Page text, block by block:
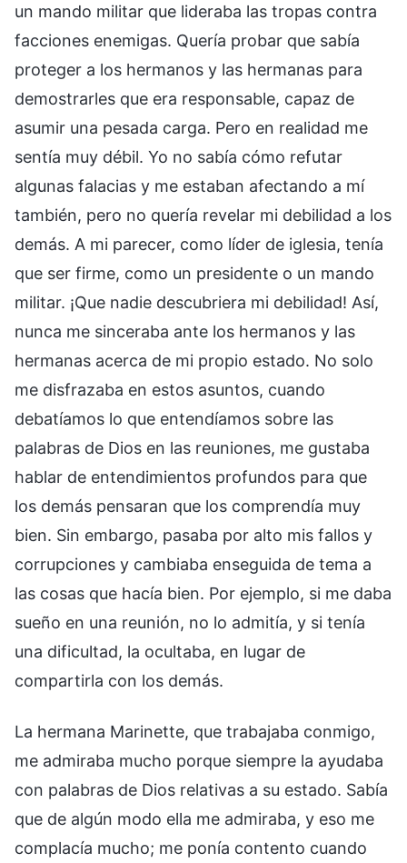
un mando militar que lideraba las tropas contra
facciones enemigas. Quería probar que sabía
proteger a los hermanos y las hermanas para
demostrarles que era responsable, capaz de
asumir una pesada carga. Pero en realidad me
sentía muy débil. Yo no sabía cómo refutar
algunas falacias y me estaban afectando a mí
también, pero no quería revelar mi debilidad a los
demás. A mi parecer, como líder de iglesia, tenía
que ser firme, como un presidente o un mando
militar. ¡Que nadie descubriera mi debilidad! Así,
nunca me sinceraba ante los hermanos y las
hermanas acerca de mi propio estado. No solo
me disfrazaba en estos asuntos, cuando
debatíamos lo que entendíamos sobre las
palabras de Dios en las reuniones, me gustaba
hablar de entendimientos profundos para que
los demás pensaran que los comprendía muy
bien. Sin embargo, pasaba por alto mis fallos y
corrupciones y cambiaba enseguida de tema a
las cosas que hacía bien. Por ejemplo, si me daba
sueño en una reunión, no lo admitía, y si tenía
una dificultad, la ocultaba, en lugar de
compartirla con los demás.
La hermana Marinette, que trabajaba conmigo,
me admiraba mucho porque siempre la ayudaba
con palabras de Dios relativas a su estado. Sabía
que de algún modo ella me admiraba, y eso me
complacía mucho; me ponía contento cuando